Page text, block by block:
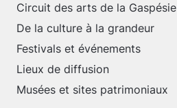
Circuit des arts de la Gaspésie
De la culture à la grandeur
Festivals et événements
Lieux de diffusion
Musées et sites patrimoniaux